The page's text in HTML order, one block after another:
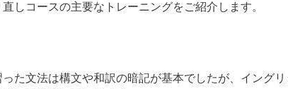
しコースの主要なトレーニングをご紹介します。
った文法は構文や和訳の暗記が基本でしたが、イング